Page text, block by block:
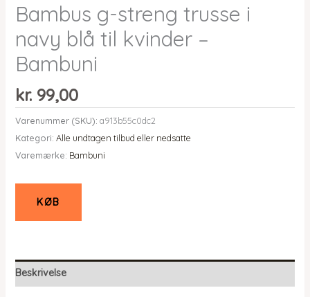
Bambus g-streng trusse i
navy blå til kvinder –
Bambuni
kr.99,00
Varenummer (SKU): a913b55c0dc2
Kategori: Alle undtagen tilbud eller nedsatte
Varemærke: Bambuni
KØB
Beskrivelse